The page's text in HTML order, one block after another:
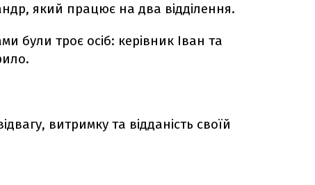
який працює на два відділення.
були троє осіб: керівник Іван та
витримку та відданість своїй